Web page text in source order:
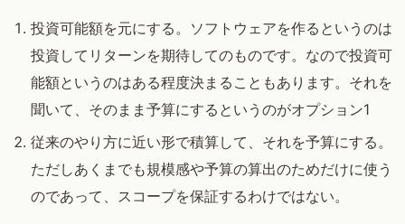
投資可能額を元にする。ソフトウェアを作るというのは
投資してリターンを期待してのものです。なので投資可
能額というのはある程度決まることもあります。それを
聞いて、そのまま予算にするというのがオプション1
従来のやり方に近い形で積算して、それを予算にする。
ただしあくまでも規模感や予算の算出のためだけに使う
のであって、スコープを保証するわけではない。